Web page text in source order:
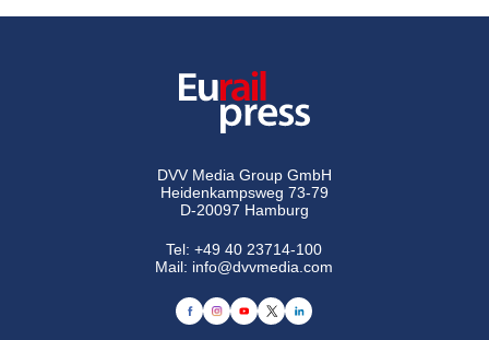
DVV Media Group GmbH
Heidenkampsweg 73-79
D-20097 Hamburg
Tel:+49 40 23714-100
Mail: info@dvvmedia.com